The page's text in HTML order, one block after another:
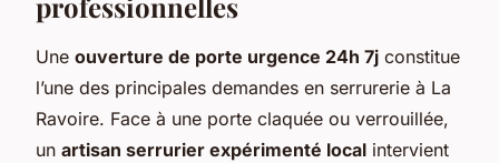
Une ouverture de porte urgence 24h 7j constitue
l’une des principales demandes en serrurerie à La
Ravoire. Face à une porte claquée ou verrouillée,
un artisan serrurier expérimenté local intervient